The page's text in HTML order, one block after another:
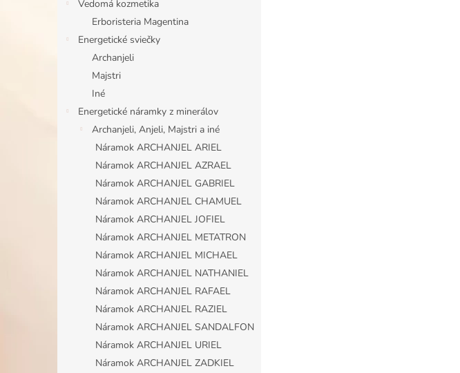
Vedomá kozmetika
Erboristeria Magentina
Energetické sviečky
Archanjeli
Majstri
Iné
Energetické náramky z minerálov
Archanjeli, Anjeli, Majstri a iné
Náramok ARCHANJEL ARIEL
Náramok ARCHANJEL AZRAEL
Náramok ARCHANJEL GABRIEL
Náramok ARCHANJEL CHAMUEL
Náramok ARCHANJEL JOFIEL
Náramok ARCHANJEL METATRON
Náramok ARCHANJEL MICHAEL
Náramok ARCHANJEL NATHANIEL
Náramok ARCHANJEL RAFAEL
Náramok ARCHANJEL RAZIEL
Náramok ARCHANJEL SANDALFON
Náramok ARCHANJEL URIEL
Náramok ARCHANJEL ZADKIEL